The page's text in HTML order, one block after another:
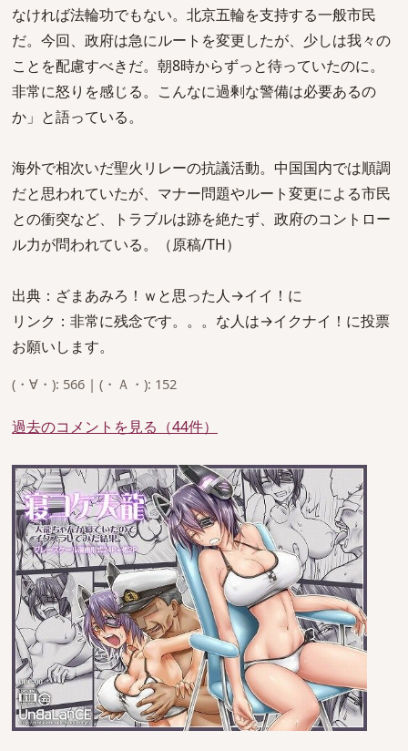
なければ法輪功でもない。北京五輪を支持する一般市民
だ。今回、政府は急にルートを変更したが、少しは我々の
ことを配慮すべきだ。朝8時からずっと待っていたのに。
非常に怒りを感じる。こんなに過剰な警備は必要あるの
か」と語っている。
海外で相次いだ聖火リレーの抗議活動。中国国内では順調
だと思われていたが、マナー問題やルート変更による市民
との衝突など、トラブルは跡を絶たず、政府のコントロー
ル力が問われている。（原稿/TH）
出典：ざまあみろ！ｗと思った人→イイ！に
リンク：非常に残念です。。。な人は→イクナイ！に投票
お願いします。
(・∀・): 566 | (・Ａ・): 152
過去のコメントを見る（44件）